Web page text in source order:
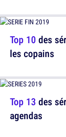
Top 13 des
agendas
Top 10 des
les copains